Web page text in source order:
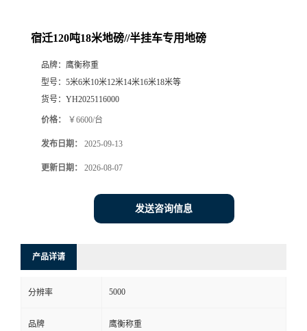
宿迁120吨18米地磅//半挂车专用地磅
品牌： 鹰衡称重
型号： 5米6米10米12米14米16米18米等
货号： YH2025116000
价格： ￥6600/台
发布日期： 2025-09-13
更新日期： 2026-08-07
发送咨询信息
产品详请
分辨率 5000
品牌 鹰衡称重